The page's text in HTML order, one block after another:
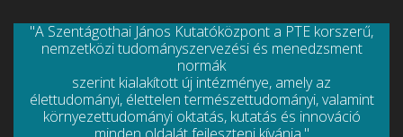
"A Szentágothai János Kutatóközpont a PTE korszerű,
nemzetközi tudományszervezési és menedzsment
normák
szerint kialakított új intézménye, amely az
élettudományi, élettelen természettudományi, valamint
környezettudományi oktatás, kutatás és innováció